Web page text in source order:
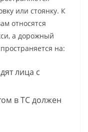
или стоянку. К
относятся
а дорожный
на:
лица с
в ТС должен